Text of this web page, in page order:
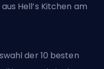
Hell’s Kitchen am
der 10 besten